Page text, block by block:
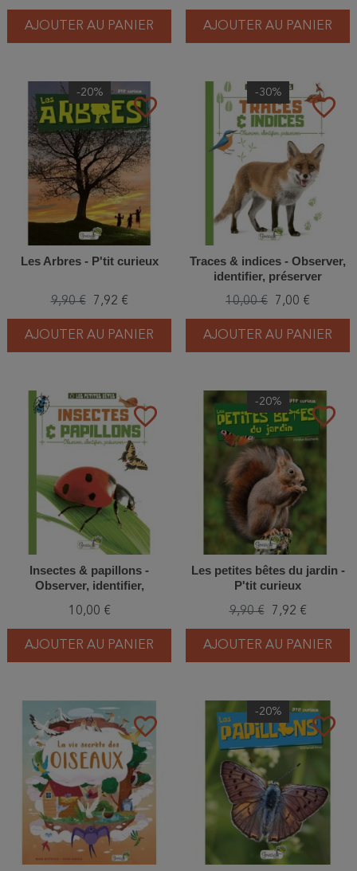
AJOUTER AU PANIER AJOUTER AU PANIER
favorite_border
-20%
Les Arbres - P'tit curieux
9,90 € 7,92 €
AJOUTER AU PANIER
favorite_border
-30%
Traces & indices - Observer,
identifier, préserver
10,00 € 7,00 €
AJOUTER AU PANIER
favorite_border
Insectes & papillons -
Observer, identifier,
10,00 €
AJOUTER AU PANIER
favorite_border
-20%
Les petites bêtes du jardin -
P'tit curieux
9,90 € 7,92 €
AJOUTER AU PANIER
favorite_border favorite_border
-20%